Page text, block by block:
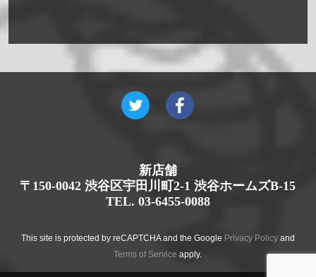
新店舗
〒150-0042 渋谷区宇田川町2-1 渋谷ホームズB-15
TEL. 03-6455-0088
This site is protected by reCAPTCHA and the Google Privacy Policyand
Terms of Service apply.